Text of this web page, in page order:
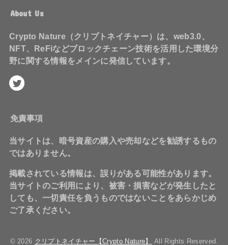
About Us
Crypto Nature（クリプトネイチャー）は、web3.0、
NFT、ReFiなどブロックチェーン技術を活用した環境分
野に関する情報をメインに発信しています。
免責事項
当サイトは、暗号資産の購入や売却などを勧誘するもの
ではありません。
掲載されている情報は、誤りがある可能性があります。
当サイトのご利用により、被害・損害などが発生したと
しても、一切責任を負うものではないことをあらかじめ
ご了承ください。
© 2026 クリプトネイチャー【Crypto Nature】 All Rights Reserved.